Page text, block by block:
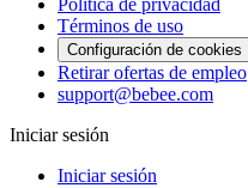
Política de privacidad
Términos de uso
Configuración de cookies
Retirar ofertas de empleo
support@bebee.com
Iniciar sesión
Iniciar sesión